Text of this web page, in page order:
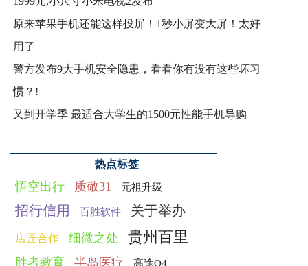
原来苹果手机还能这样投屏！1秒小屏变大屏！太好
用了
警方发布9大手机安全隐患，看看你有没有这些坏习
惯？!
又到开学季 最适合大学生的1500元性能手机导购
热点标签
悟空出行 质敬31 元祖升级
招行信用 百胜软件 关于举办
店匠合作 细微之处 贵州百里
胜者教育 半岛医疗 高途Q4